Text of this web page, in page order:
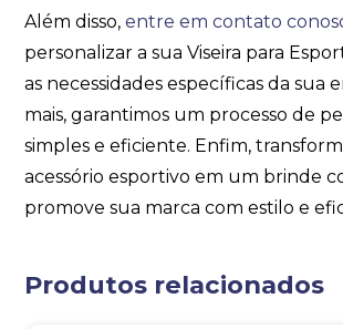
Além disso,entre em contato
personalizar a sua Viseira para
as necessidades específicas da sua
mais, garantimos um processo de
simples e eficiente. Enfim,
acessório esportivo em um brinde
promove sua marca com estilo e
Produtos relacionados